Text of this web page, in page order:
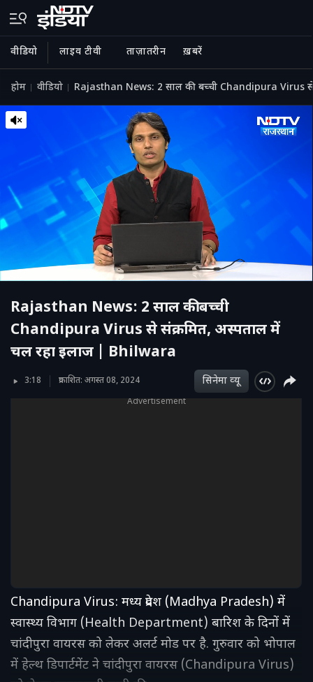
वीडियो लाइव टीवी ताज़ातरीन ख़बरें
होम वीडियो Rajasthan News: 2 साल की बच्ची Chandipura Virus
Rajasthan News: 2 साल की बच्ची
Chandipura Virus से संक्रमित, अस्पताल में
चल रहा इलाज | Bhilwara
3:18 प्रकाशित: अगस्त 08, 2024 सिनेमा व्‍यू
Advertisement
Chandipura Virus: मध्य प्रदेश (Madhya Pradesh) में
स्वास्थ्य विभाग (Health Department) बारिश के दिनों में
चांदीपुरा वायरस को लेकर अलर्ट मोड पर है. गुरुवार को भोपाल
में हेल्थ डिपार्टमेंट ने चांदीपुरा वायरस (Chandipura Virus)